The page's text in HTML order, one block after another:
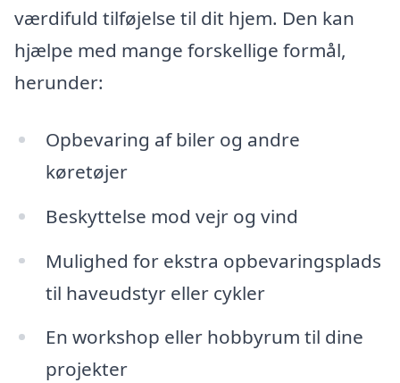
værdifuld tilføjelse til dit hjem. Den kan
hjælpe med mange forskellige formål,
herunder:
Opbevaring af biler og andre
køretøjer
Beskyttelse mod vejr og vind
Mulighed for ekstra opbevaringsplads
til haveudstyr eller cykler
En workshop eller hobbyrum til dine
projekter